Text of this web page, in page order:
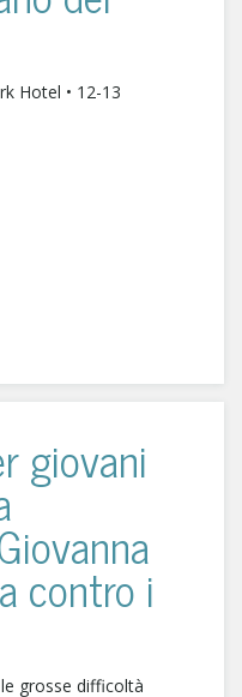
Hotel • 12-13
giovani
contro i
grosse difficoltà